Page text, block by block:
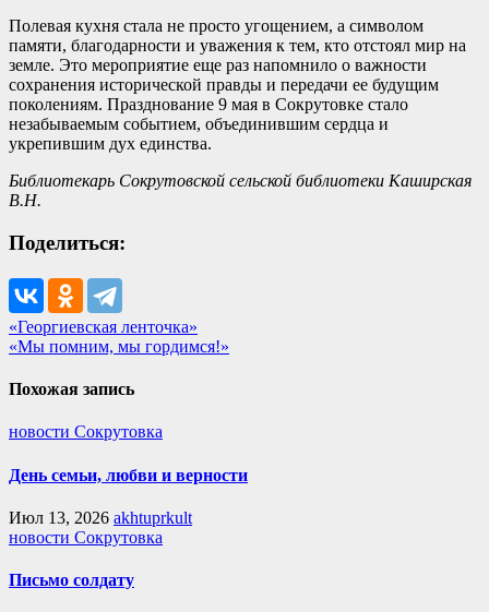
Полевая кухня стала не просто угощением, а символом
памяти, благодарности и уважения к тем, кто отстоял мир на
земле. Это мероприятие еще раз напомнило о важности
сохранения исторической правды и передачи ее будущим
поколениям. Празднование 9 мая в Сокрутовке стало
незабываемым событием, объединившим сердца и
укрепившим дух единства.
Библиотекарь Сокрутовской сельской библиотеки Каширская
В.Н.
Поделиться:
Навигация
по
записям
«Георгиевская ленточка»
«Мы помним, мы гордимся!»
Похожая запись
новости Сокрутовка
День семьи, любви и верности
Июл 13, 2026 akhtuprkult
новости Сокрутовка
Письмо солдату